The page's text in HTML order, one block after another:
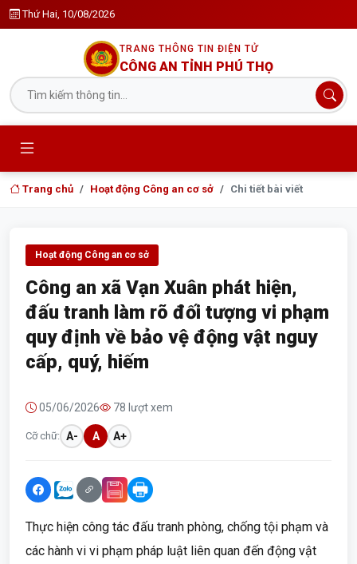
Thứ Hai, 10/08/2026
TRANG THÔNG TIN ĐIỆN TỬ
CÔNG AN TỈNH PHÚ THỌ
Trang chủ Hoạt động Công an cơ sở Chi tiết bài viết
Hoạt động Công an cơ sở
Công an xã Vạn Xuân phát hiện,
đấu tranh làm rõ đối tượng vi phạm
quy định về bảo vệ động vật nguy
cấp, quý, hiếm
05/06/2026 78 lượt xem
Cỡ chữ: A- A A+
Thực hiện công tác đấu tranh phòng, chống tội phạm và
các hành vi vi phạm pháp luật liên quan đến động vật